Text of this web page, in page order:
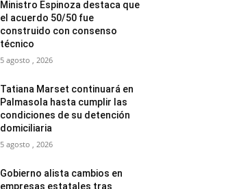
Ministro Espinoza destaca que
el acuerdo 50/50 fue
construido con consenso
técnico
5 agosto , 2026
Tatiana Marset continuará en
Palmasola hasta cumplir las
condiciones de su detención
domiciliaria
5 agosto , 2026
Gobierno alista cambios en
empresas estatales tras